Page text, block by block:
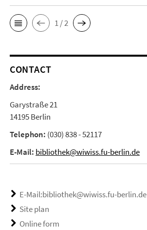
1 / 2
CONTACT
Address:
Garystraße 21
14195 Berlin
Telephon: (030) 838 - 52117
E-Mail: bibliothek@wiwiss.fu-berlin.de
E-Mail:bibliothek@wiwiss.fu-berlin.de
Site plan
Online form